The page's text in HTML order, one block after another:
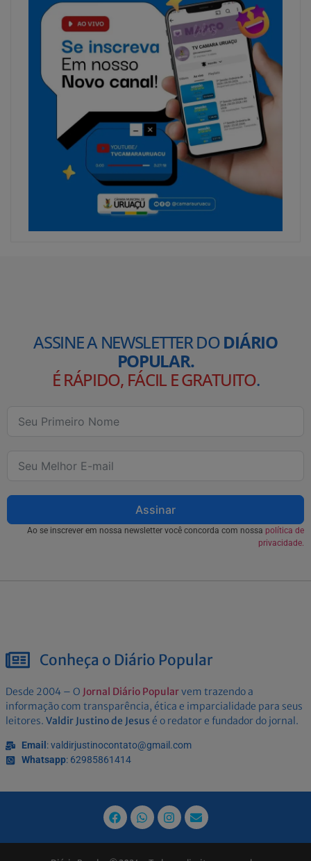
ASSINE A NEWSLETTER DODIÁRIO
POPULAR.
É RÁPIDO, FÁCIL E GRATUITO.
Assinar
Ao se inscrever em nossa newsletter você concorda com nossa política de
privacidade.
Conheça o Diário Popular
Desde 2004 – O Jornal Diário Popularvem trazendo a
informação com transparência, ética e imparcialidade para seus
leitores. Valdir Justino de Jesus é o redator e fundador do jornal.
Email : valdirjustinocontato@gmail.com
Whatsapp: 62985861414